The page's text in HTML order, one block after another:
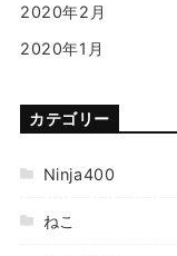
2020年2月
2020年1月
カテゴリー
Ninja400
ねこ